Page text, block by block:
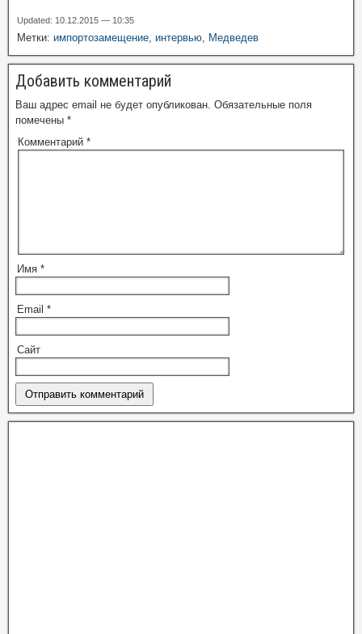
Updated: 10.12.2015 — 10:35
Метки: импортозамещение, интервью, Медведев
Добавить комментарий
Ваш адрес email не будет опубликован. Обязательные поля
помечены *
Комментарий *
Имя *
Email *
Сайт